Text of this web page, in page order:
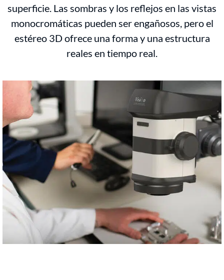
superficie. Las sombras y los reflejos en las vistas
monocromáticas pueden ser engañosos, pero el
estéreo 3D ofrece una forma y una estructura
reales en tiempo real.